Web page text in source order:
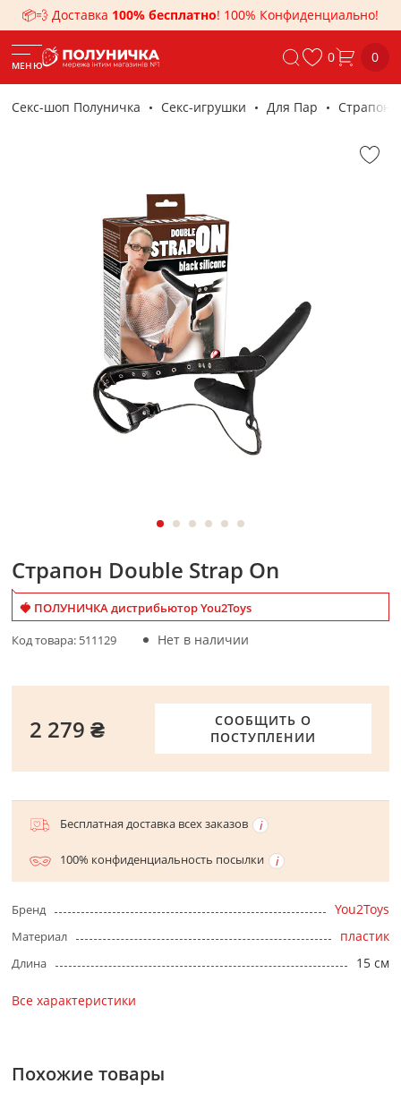
📦💨 Доставка 100% бесплатно! 100% Конфиденциально!
МЕНЮ 0 0
Секс-шоп Полуничка Секс-игрушки Для Пар Страпоны
Страпон Double Strap On
🍓 ПОЛУНИЧКА дистрибьютор You2Toys
Код товара: 511129 Нет в наличии
СООБЩИТЬ О
ПОСТУПЛЕНИИ
2 279 ₴
Бесплатная доставка всех заказов
100% конфиденциальность посылки
Бренд You2Toys
Материал пластик
Длина 15 см
Все характеристики
Похожие товары